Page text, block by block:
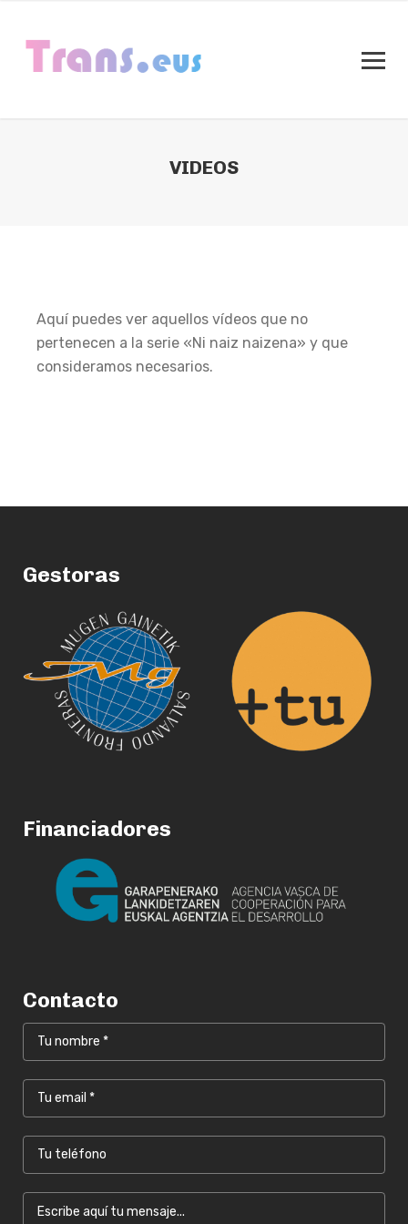
VIDEOS
Aquí puedes ver aquellos vídeos que no
pertenecen a la serie «Ni naiz naizena» y que
consideramos necesarios.
Gestoras
Financiadores
Contacto